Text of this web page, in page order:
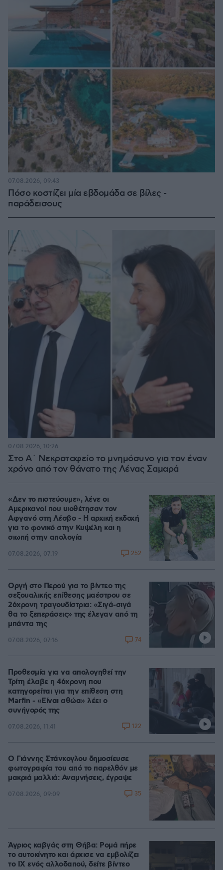
Πόσο κοστίζει μία εβδομάδα σε βίλες -
παράδεισους
07.08.2026, 09:43
Στο Α΄ Νεκροταφείο το μνημόσυνο για τον έναν
χρόνο από τον θάνατο της Λένας Σαμαρά
07.08.2026, 10:26
«Δεν το πιστεύουμε», λένε οι
Αμερικανοί που υιοθέτησαν τον
Αφγανό στη Λέσβο - Η αρχική εκδοχή
για το φονικό στην Κυψέλη και η
σιωπή στην απολογία
07.08.2026, 07:19 252
Οργή στο Περού για το βίντεο της
σεξουαλικής επίθεσης μαέστρου σε
26χρονη τραγουδίστρια: «Σιγά-σιγά
θα το ξεπεράσεις» της έλεγαν από τη
μπάντα της
07.08.2026, 07:16 74
Προθεσμία για να απολογηθεί την
Τρίτη έλαβε η 46χρονη που
κατηγορείται για την επίθεση στη
Marfin - «Είναι αθώα» λέει ο
συνήγορός της
07.08.2026, 11:41 122
Ο Γιάννης Στάνκογλου δημοσίευσε
φωτογραφία του από το παρελθόν με
μακριά μαλλιά: Αναμνήσεις, έγραψε
07.08.2026, 09:09 35
Άγριος καβγάς στη Θήβα: Ρομά πήρε
το αυτοκίνητο και άρχισε να εμβολίζει
το ΙΧ ενός αλλοδαπού, δείτε βίντεο